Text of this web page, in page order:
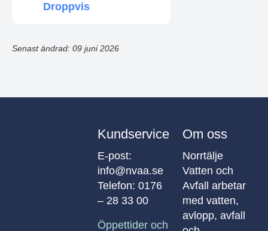
Droppvis
Senast ändrad: 09 juni 2026
Kundservice
E-post:
info@nvaa.se
Telefon: 0176
– 28 33 00
Öppettider och
Om oss
Norrtälje
Vatten och
Avfall arbetar
med vatten,
avlopp, avfall